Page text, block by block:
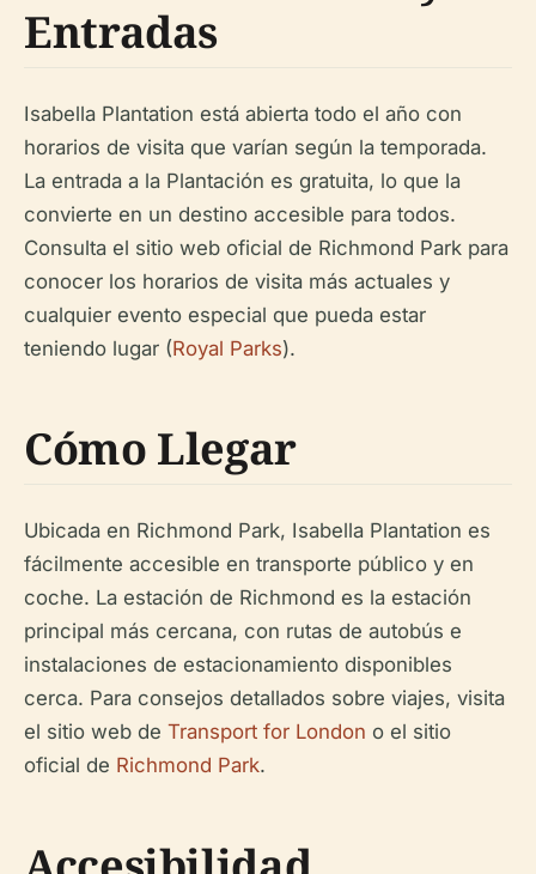
Entradas
Isabella Plantation está abierta todo el año con
horarios de visita que varían según la temporada.
La entrada a la Plantación es gratuita, lo que la
convierte en un destino accesible para todos.
Consulta el sitio web oficial de Richmond Park para
conocer los horarios de visita más actuales y
cualquier evento especial que pueda estar
teniendo lugar (Royal Parks).
Cómo Llegar
Ubicada en Richmond Park, Isabella Plantation es
fácilmente accesible en transporte público y en
coche. La estación de Richmond es la estación
principal más cercana, con rutas de autobús e
instalaciones de estacionamiento disponibles
cerca. Para consejos detallados sobre viajes, visita
el sitio web de Transport for London o el sitio
oficial de Richmond Park.